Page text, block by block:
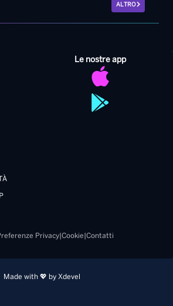
ALTRO
Le nostre app
Privacy| Cookie Contatti
Made with 💖 by Xdevel